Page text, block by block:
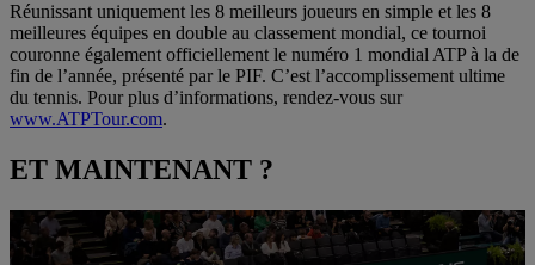
Réunissant uniquement les 8 meilleurs joueurs en simple et les 8
meilleures équipes en double au classement mondial, ce tournoi
couronne également officiellement le numéro 1 mondial ATP à la de
fin de l’année, présenté par le PIF. C’est l’accomplissement ultime
du tennis. Pour plus d’informations, rendez-vous sur
www.ATPTour.com.
ET MAINTENANT ?